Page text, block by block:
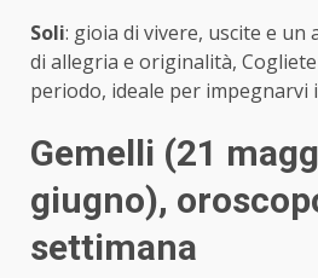
Soli: gioia di vivere, uscite e un
di allegria e originalità,
periodo, ideale per impegnarvi
Gemelli (21
giugno),
settimana